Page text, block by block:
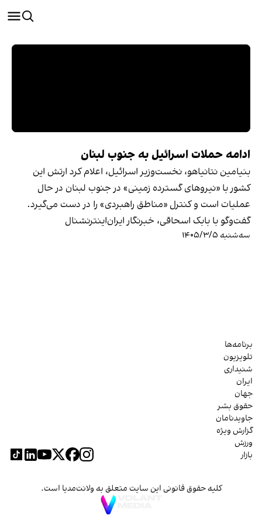
ادامه حملات اسرائیل به جنوب لبنان
بنیامین نتانیاهو، نخست‌وزیر اسرائیل، اعلام کرد ارتش این
کشور با «نیروهای گسترده زمینی» در جنوب لبنان در حال
عملیات است و کنترل «مناطق راهبردی» را در دست می‌گیرد.
گفت‌وگو با بابک اسحاقی، خبرنگار ایران‌اینترنشنال
سه‌شنبه ۱۴۰۵/۳/۵
برنامه‌ها
تلویزیون
شنیداری
ایران
جهان
حقوق بشر
جاویدنامان
گزارش ویژه
ورزش
بازار
کلیه حقوق قانونی این سایت متعلق به ولانت‌مدیا است.